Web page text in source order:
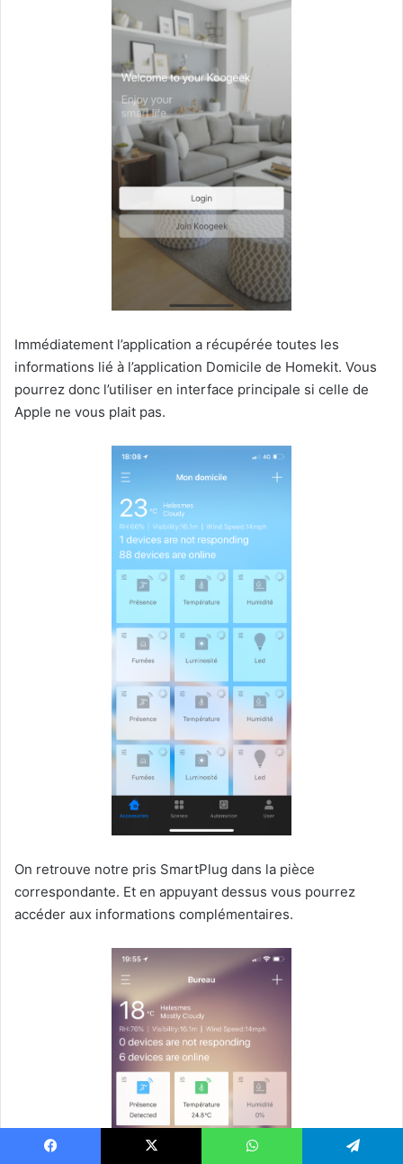
Immédiatement l’application a récupérée toutes les
informations lié à l’application Domicile de Homekit. Vous
pourrez donc l’utiliser en interface principale si celle de
Apple ne vous plait pas.
On retrouve notre pris SmartPlug dans la pièce
correspondante. Et en appuyant dessus vous pourrez
accéder aux informations complémentaires.